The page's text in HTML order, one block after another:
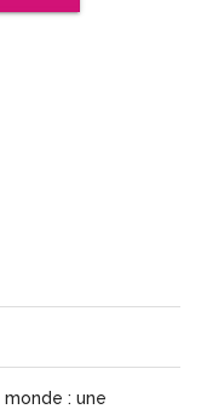
monde : une